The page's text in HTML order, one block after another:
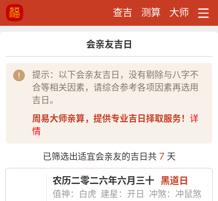
查吉 测算 大师
会亲友吉日
提示：以下会亲友吉日，没有剔除与八字不
合等相关因素，请综合参考各项因素再选用
吉日。
周易大师亲算，提供专业吉日择取服务！ 详
情
已筛选出适宜会亲友的吉日共7 天
农历二零二六年六月三十 黑道日
值神：白虎 建星：开日
冲煞：冲鼠煞